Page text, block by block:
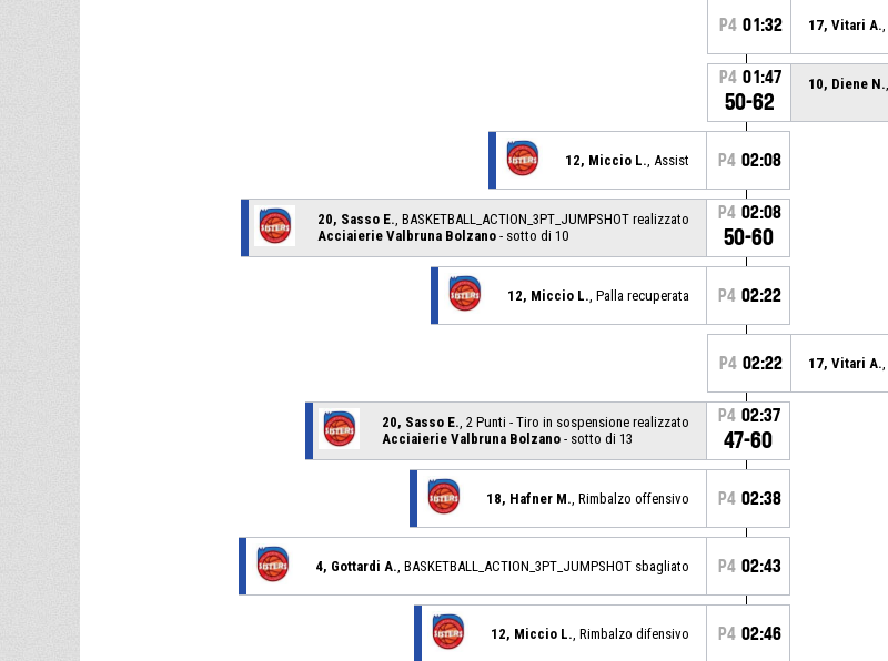
P4 01:32 17, Vitari A.
P4 01:47
50-62
10, Diene N.
12, Miccio L. , Assist P4 02:08
20, Sasso E. , BASKETBALL_ACTION_3PT_JUMPSHOT realizzato
Acciaierie Valbruna Bolzano - sotto di 10
P4 02:08
50-60
12, Miccio L. , Palla recuperata P4 02:22
P4 02:22 17, Vitari A.
20, Sasso E. , 2 Punti - Tiro in sospensione realizzato
Acciaierie Valbruna Bolzano - sotto di 13
P4 02:37
47-60
18, Hafner M. , Rimbalzo offensivo P4 02:38
4, Gottardi A. , BASKETBALL_ACTION_3PT_JUMPSHOT sbagliato P4 02:43
12, Miccio L. , Rimbalzo difensivo P4 02:46